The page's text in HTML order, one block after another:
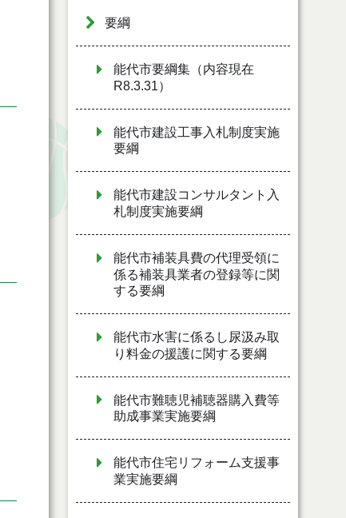
要綱
能代市要綱集（内容現在
R8.3.31）
能代市建設工事入札制度実施
要綱
能代市建設コンサルタント入
札制度実施要綱
能代市補装具費の代理受領に
係る補装具業者の登録等に関
する要綱
能代市水害に係るし尿汲み取
り料金の援護に関する要綱
能代市難聴児補聴器購入費等
助成事業実施要綱
能代市住宅リフォーム支援事
業実施要綱